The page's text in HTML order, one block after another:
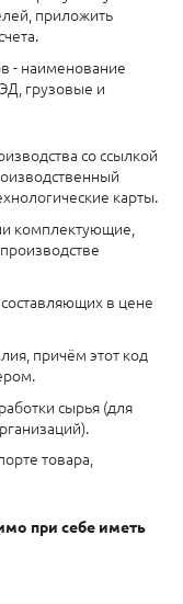
приложить
- наименование
грузовые и
со ссылкой
карты.
комплектующие,
в цене
причём этот код
сырья (для
товара,
при себе иметь